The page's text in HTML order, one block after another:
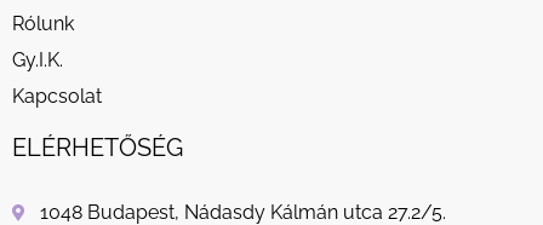
Rólunk
Gy.I.K.
Kapcsolat
ELÉRHETŐSÉG
1048 Budapest, Nádasdy Kálmán utca 27.2/5.